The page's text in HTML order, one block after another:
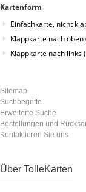
Kartenform
Einfachkarte, nicht
Klappkarte nach oben
Klappkarte nach links
Sitemap
Suchbegriffe
Erweiterte Suche
Bestellungen und
Kontaktieren Sie uns
Über TolleKarten